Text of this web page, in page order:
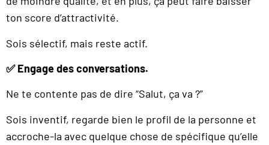
ton score d’attractivité.
Sois sélectif, mais reste actif.
✅ Engage des conversations.
Ne te contente pas de dire “Salut, ça va ?”
Sois inventif, regarde bien le profil de la personne et
accroche-la avec quelque chose de spécifique qu’elle